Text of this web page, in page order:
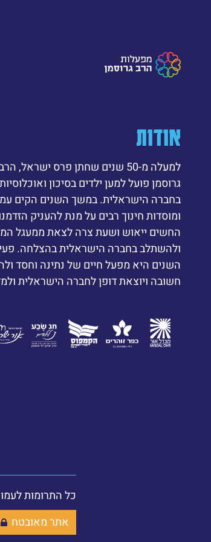
אודות
למעלה מ-50 שנים שחתן פרס ישראל,
גרוסמן פועל למען ילדים בסיכון
בחברה הישראלית. במשך השנים הקים
ומוסדות חינוך רבים על מנת להעניק
החשים ייאוש ושעת צרה לצאת ממעגל
ולהשתלב בחברה הישראלית בהצלחה.
השנים היא מפעל חיים של נתינה וחסד
חשובה ויוצאת דופן לחברה הישראלית
אתר מאובטח
כל התרומות לעמותות